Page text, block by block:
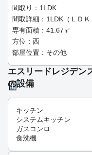
間取り：1LDK
間取詳細：1LDK（ＬＤＫ
専有面積：41.67㎡
方位：西
部屋位置：その他
エスリードレジデ
の設備
キッチン
システムキッチン
ガスコンロ
食洗機